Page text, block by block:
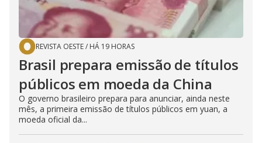
REVISTA OESTE/ HÁ 19 HORAS
Brasil prepara emissão de títulos
públicos em moeda da China
O governo brasileiro prepara para anunciar, ainda neste
mês, a primeira emissão de títulos públicos em yuan, a
moeda oficial da...